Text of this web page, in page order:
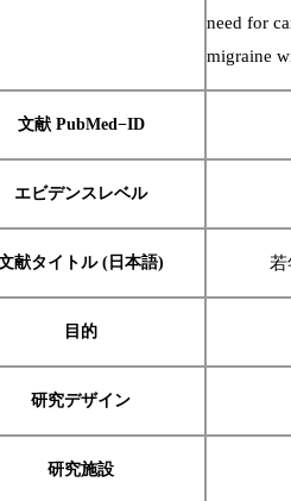
need for
migraine
文献 PubMed−ID
エビデンスレベル
献タイトル (日本語)
目的
研究デザイン
研究施設